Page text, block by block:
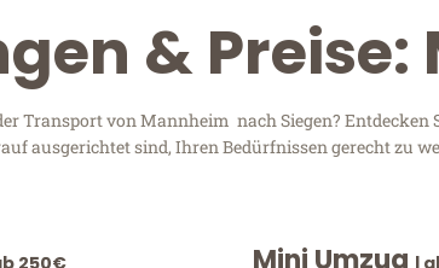
&
Transport von Mannheim nach Siegen?
ausgerichtet sind, Ihren Bedürfnissen gerecht zu
Mini Umzug